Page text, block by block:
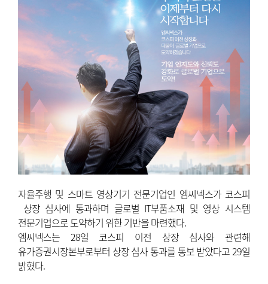
자율주행 및 스마트 영상기기 전문기업인 엠씨넥스가 코스피
상장 심사에 통과하며 글로벌 IT부품소재 및 영상 시스템
전문기업으로 도약하기 위한 기반을 마련했다.
엠씨넥스는 28일 코스피 이전 상장 심사와 관련해
유가증권시장본부로부터 상장 심사 통과를 통보 받았다고 29일
밝혔다.